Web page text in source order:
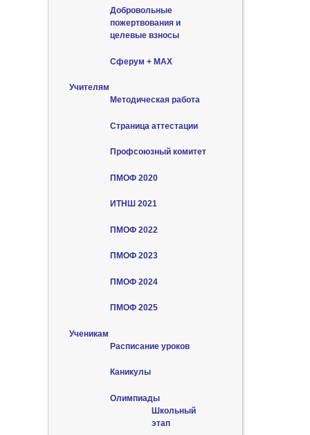
Добровольные
пожертвования и
целевые взносы
Сферум + MAX
Учителям
Методическая работа
Страница аттестации
Профсоюзный комитет
ПМОФ 2020
ИТНШ 2021
ПМОФ 2022
ПМОФ 2023
ПМОФ 2024
ПМОФ 2025
Ученикам
Расписание уроков
Каникулы
Олимпиады
Школьный
этап